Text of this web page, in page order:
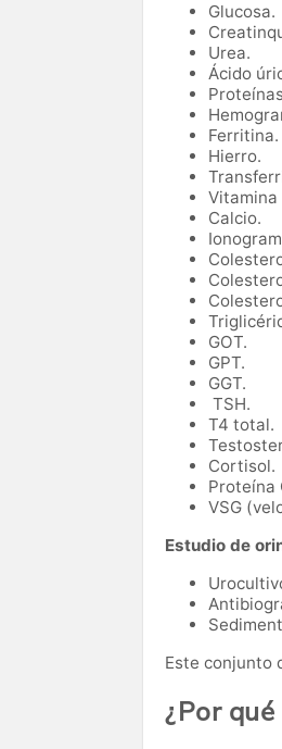
Glucosa.
Urea.
Ácido
Ferritina.
Hierro.
Vitamina
Calcio.
GOT.
GPT.
GGT.
TSH.
T4 total.
Cortisol.
Proteína
VSG
Estudio de
Este conjunto
¿Por